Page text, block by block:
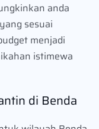
anda
sesuai
menjadi
istimewa
di Benda